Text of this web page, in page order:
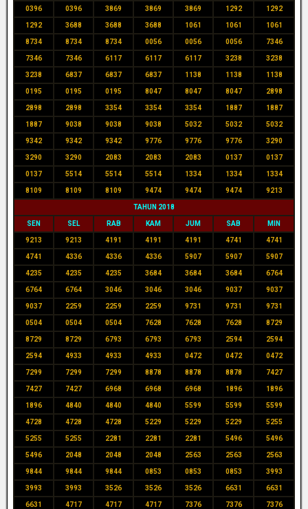
0396 0396 3869 3869 3869 1292 1292
1292 3688 3688 3688 1061 1061 1061
8734 8734 8734 0056 0056 0056 7346
7346 7346 6117 6117 6117 3238 3238
3238 6837 6837 6837 1138 1138 1138
0195 0195 0195 8047 8047 8047 2898
2898 2898 3354 3354 3354 1887 1887
1887 9038 9038 9038 5032 5032 5032
9342 9342 9342 9776 9776 9776 3290
3290 3290 2083 2083 2083 0137 0137
0137 5514 5514 5514 1334 1334 1334
8109 8109 8109 9474 9474 9474 9213
TAHUN 2018
SEN SEL RAB KAM JUM SAB MIN
9213 9213 4191 4191 4191 4741 4741
4741 4336 4336 4336 5907 5907 5907
4235 4235 4235 3684 3684 3684 6764
6764 6764 3046 3046 3046 9037 9037
9037 2259 2259 2259 9731 9731 9731
0504 0504 0504 7628 7628 7628 8729
8729 8729 6793 6793 6793 2594 2594
2594 4933 4933 4933 0472 0472 0472
7299 7299 7299 8878 8878 8878 7427
7427 7427 6968 6968 6968 1896 1896
1896 4840 4840 4840 5599 5599 5599
4728 4728 4728 5229 5229 5229 5255
5255 5255 2281 2281 2281 5496 5496
5496 2048 2048 2048 2563 2563 2563
9844 9844 9844 0853 0853 0853 3993
3993 3993 3526 3526 3526 6631 6631
6631 4717 4717 4717 7376 7376 7376